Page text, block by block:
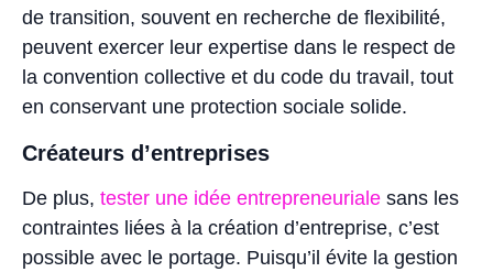
de transition, souvent en recherche de flexibilité,
peuvent exercer leur expertise dans le respect de
la convention collective et du code du travail, tout
en conservant une protection sociale solide.
Créateurs d’entreprises
De plus, tester une idée entrepreneuriale sans les
contraintes liées à la création d’entreprise, c’est
possible avec le portage. Puisqu’il évite la gestion